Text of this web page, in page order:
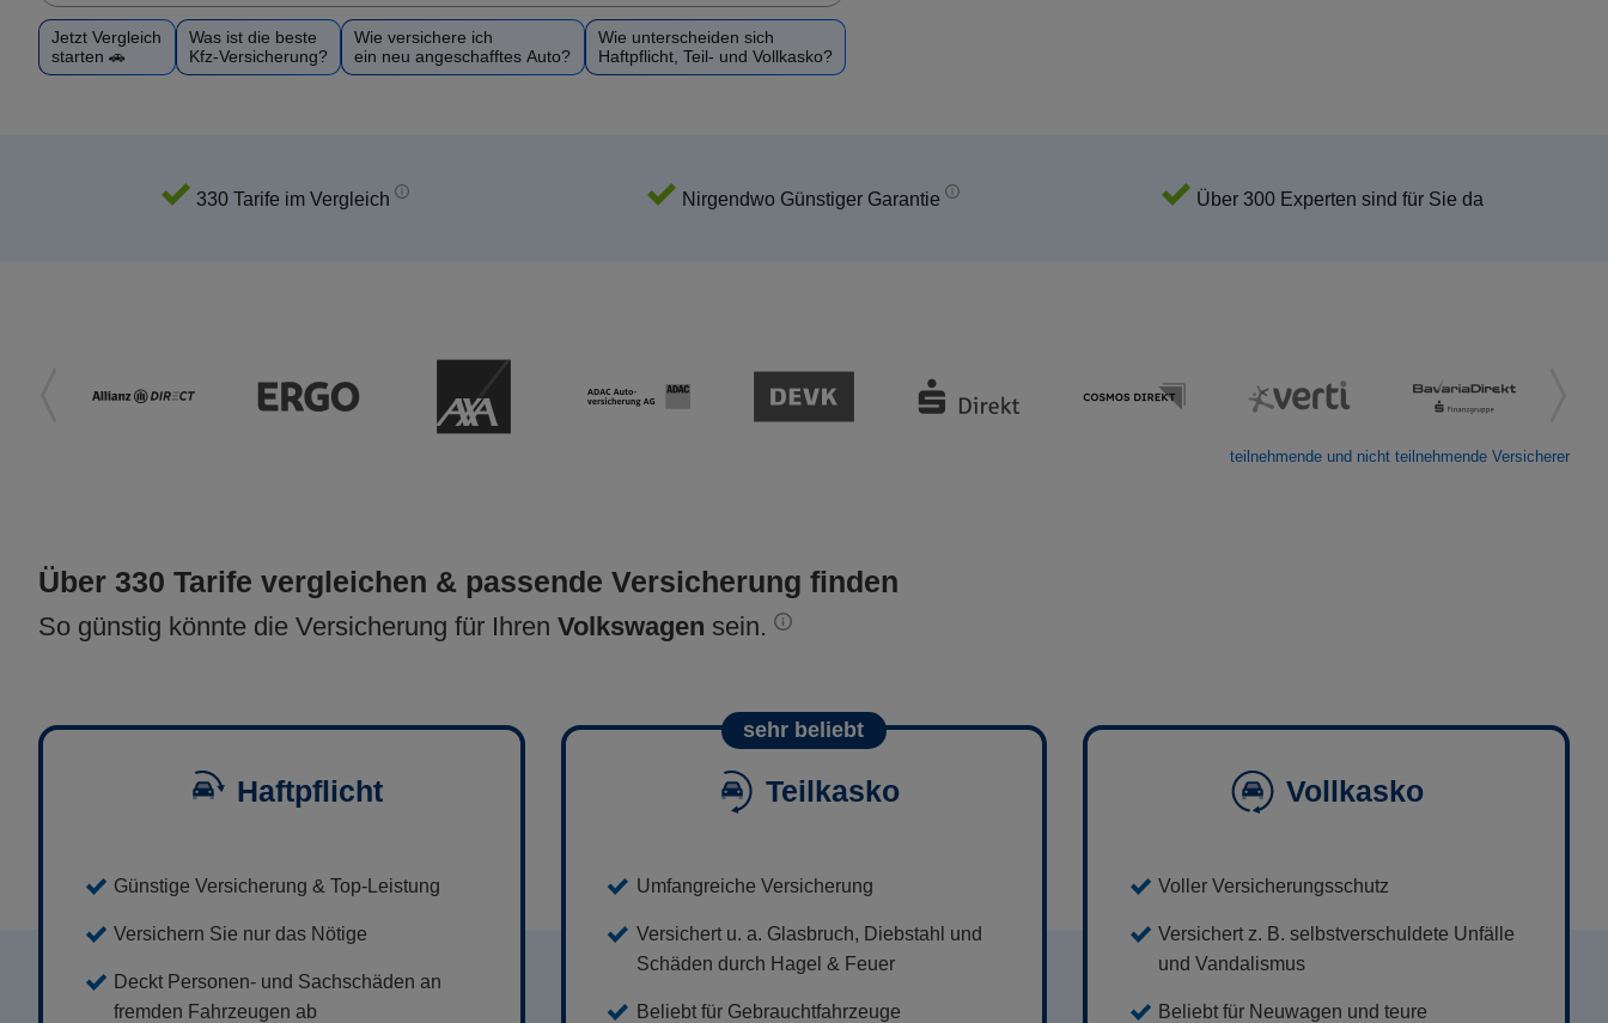
Jetzt Vergleich
starten 🚗
Was ist die beste
Kfz-Versicherung?
Wie versichere ich
ein neu angeschafftes Auto?
Wie unterscheiden sich
Haftpflicht, Teil- und Vollkasko?
330 Tarife im Vergleich Nirgendwo Günstiger Garantie Über 300 Experten sind für Sie da
teilnehmende und nicht teilnehmende Versicherer
Über 330 Tarife vergleichen & passende Versicherung finden
So günstig könnte die Versicherung für Ihren Volkswagen sein.
Haftpflicht
Günstige Versicherung & Top-Leistung
Versichern Sie nur das Nötige
Deckt Personen- und Sachschäden an
fremden Fahrzeugen ab
sehr beliebt
Teilkasko
Umfangreiche Versicherung
Versichert u. a. Glasbruch, Diebstahl und
Schäden durch Hagel & Feuer
Beliebt für Gebrauchtfahrzeuge
Vollkasko
Voller Versicherungsschutz
Versichert z. B. selbstverschuldete Unfälle
und Vandalismus
Beliebt für Neuwagen und teure